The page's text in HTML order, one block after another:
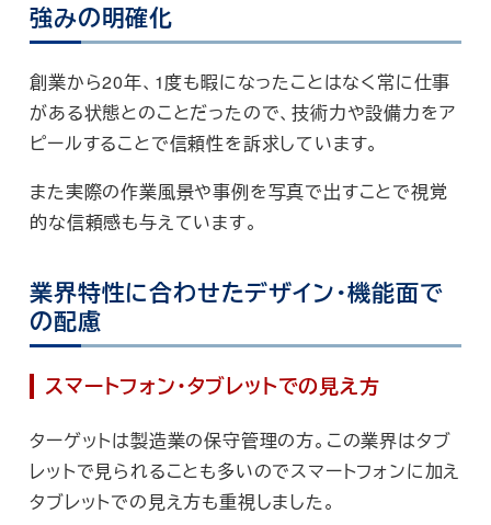
強みの明確化
創業から20年、1度も暇になったことはなく常に仕事
がある状態とのことだったので、技術力や設備力をア
ピールすることで信頼性を訴求しています。
また実際の作業風景や事例を写真で出すことで視覚
的な信頼感も与えています。
業界特性に合わせたデザイン・機能面で
の配慮
スマートフォン・タブレットでの見え方
ターゲットは製造業の保守管理の方。この業界はタブ
レットで見られることも多いのでスマートフォンに加え
タブレットでの見え方も重視しました。